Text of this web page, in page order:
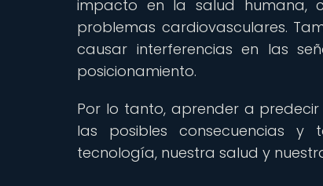
impacto en la salud humana,
problemas cardiovasculares.
causar interferencias en las
posicionamiento.
Por lo tanto, aprender a
las posibles consecuencias
tecnología, nuestra salud y